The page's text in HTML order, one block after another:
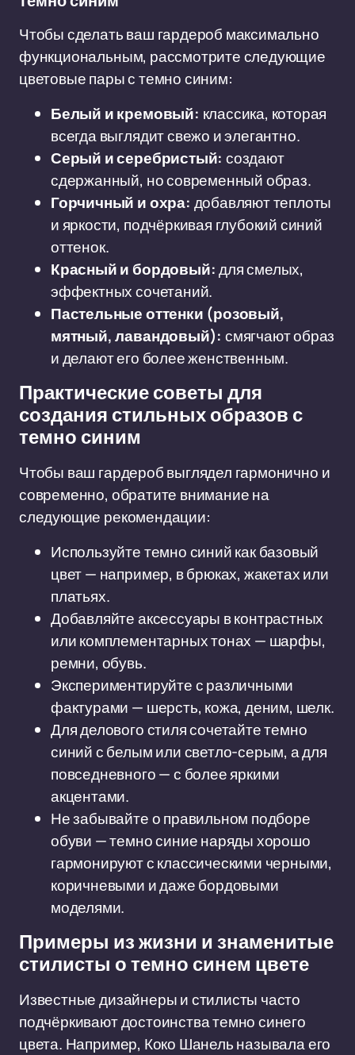
Чтобы сделать ваш гардероб максимально
функциональным, рассмотрите следующие
цветовые пары с темно синим:
Белый и кремовый: классика, которая
всегда выглядит свежо и элегантно.
Серый и серебристый: создают
сдержанный, но современный образ.
Горчичный и охра: добавляют теплоты
и яркости, подчёркивая глубокий синий
оттенок.
Красный и бордовый:для смелых,
эффектных сочетаний.
Пастельные оттенки (розовый,
мятный, лавандовый): смягчают образ
и делают его более женственным.
Практические советы для
создания стильных образов с
темно синим
Чтобы ваш гардероб выглядел гармонично и
современно, обратите внимание на
следующие рекомендации:
Используйте темно синий как базовый
цвет — например, в брюках, жакетах или
платьях.
Добавляйте аксессуары в контрастных
или комплементарных тонах — шарфы,
ремни, обувь.
Экспериментируйте с различными
фактурами — шерсть, кожа, деним, шелк.
Для делового стиля сочетайте темно
синий с белым или светло-серым, а для
повседневного — с более яркими
акцентами.
Не забывайте о правильном подборе
обуви — темно синие наряды хорошо
гармонируют с классическими черными,
коричневыми и даже бордовыми
моделями.
Примеры из жизни и знаменитые
стилисты о темно синем цвете
Известные дизайнеры и стилисты часто
подчёркивают достоинства темно синего
цвета. Например, Коко Шанель называла его